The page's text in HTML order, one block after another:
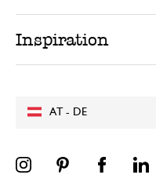
AT - DE
Inspiration